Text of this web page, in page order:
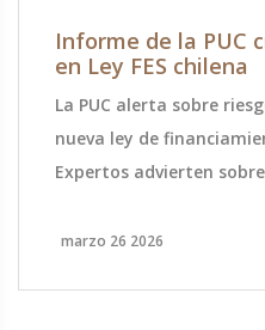
Informe de la PUC
en Ley FES chilena
La PUC alerta sobre
nueva ley de
Expertos advierten
marzo 26 2026